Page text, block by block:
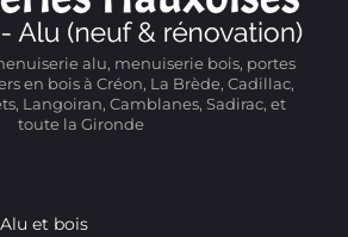
alu, menuiserie bois, portes
en bois à Créon, La Brède, Cadillac,
Langoiran, Camblanes, Sadirac, et
toute la Gironde
et bois